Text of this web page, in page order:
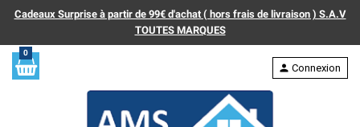
Cadeaux Surprise à partir de 99€ d'achat ( hors frais de livraison ) S.A.V
TOUTES MARQUES
0
person Connexion